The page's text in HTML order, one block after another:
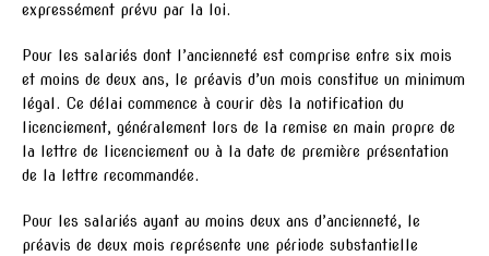
expressément prévu par la loi.
Pour les salariés dont l’ancienneté est comprise entre six mois
et moins de deux ans, le préavis d’un mois constitue un minimum
légal. Ce délai commence à courir dès la notification du
licenciement, généralement lors de la remise en main propre de
la lettre de licenciement ou à la date de première présentation
de la lettre recommandée.
Pour les salariés ayant au moins deux ans d’ancienneté, le
préavis de deux mois représente une période substantielle